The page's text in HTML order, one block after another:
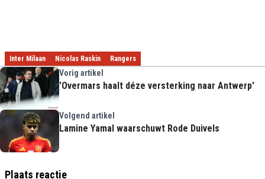
Inter Milaan Nicolas Raskin Rangers
Vorig artikel
'Overmars haalt déze versterking naar Antwerp'
Volgend artikel
Lamine Yamal waarschuwt Rode Duivels
Plaats reactie